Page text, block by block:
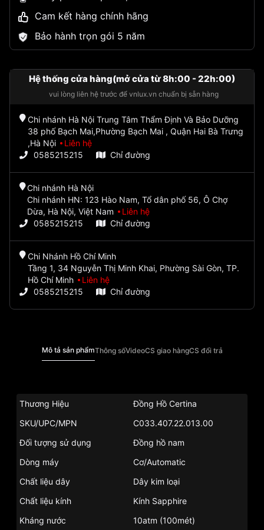
Cam kết hàng chính hãng
Bảo hành trọn gói 5 năm
Hệ thống cửa hàng(mở cửa từ 8h:00 - 22h:00)
vui lòng liên hệ trước để vnlux.vn chuẩn bị sẵn hàng
Chi nhánh Hà Nội Trung Tâm Thẩm Định Và Bảo Dưỡng
38 phố Bạch Mai,Phường Bạch Mai , Quận Hai Bà Trưng
,Hà Nội
Liên hệ
0585215215
Chỉ đường
Chi nhánh Hà Nội
Chi nhánh HN: 123 Hào Nam, Tổ dân phố 56, Ô Chợ
Dừa, Hà Nội, Việt Nam
Liên hệ
0585215215
Chỉ đường
Chi Nhánh Hồ Chí Minh
Tầng 1, 34 Nguyễn Thị Minh Khai, Phường Sài Gòn, TP.
Hồ Chí Minh
Liên hệ
0585215215
Chỉ đường
Mô tả sản phẩmThông sốVideoCS giao hàngCS đổi trả
Thương Hiệu
Đồng Hồ Certina
SKU/UPC/MPN
C033.407.22.013.00
Đối tượng sử dụng
Đồng hồ nam
Dòng máy
Cơ/Automatic
Chất liệu dây
Dây kim loại
Chất liệu kính
Kính Sapphire
Kháng nước
10atm (100mét)